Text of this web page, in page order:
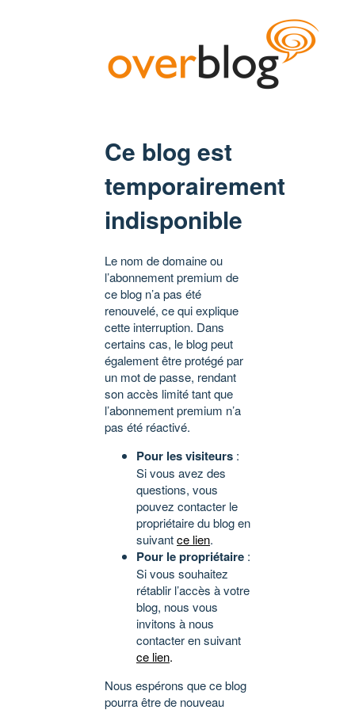
Ce blog est
temporairement
indisponible
Le nom de domaine ou
l’abonnement premium de
ce blog n’a pas été
renouvelé, ce qui explique
cette interruption. Dans
certains cas, le blog peut
également être protégé par
un mot de passe, rendant
son accès limité tant que
l’abonnement premium n’a
pas été réactivé.
Pour les visiteurs :
Si vous avez des
questions, vous
pouvez contacter le
propriétaire du blog en
suivantce lien.
Pour le propriétaire :
Si vous souhaitez
rétablir l’accès à votre
blog, nous vous
invitons à nous
contacter en suivant
ce lien.
Nous espérons que ce blog
pourra être de nouveau